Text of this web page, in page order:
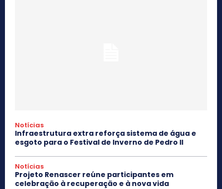
Notícias
Infraestrutura extra reforça sistema de água e
esgoto para o Festival de Inverno de Pedro II
Notícias
Projeto Renascer reúne participantes em
celebração à recuperação e à nova vida